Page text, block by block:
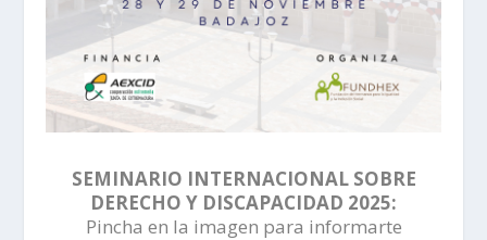
SEMINARIO INTERNACIONAL SOBRE
DERECHO Y DISCAPACIDAD 2025:
Pincha en la imagen para informarte